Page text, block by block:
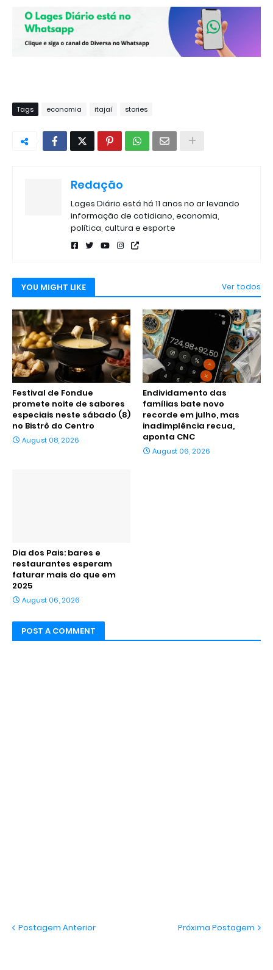
Tags economia itajaí stories
Redação
Lages Diário está há 11 anos no ar levando
informação de cotidiano, economia,
política, cultura e esporte
YOU MIGHT LIKE Ver todos
Festival de Fondue
promete noite de sabores
especiais neste sábado (8)
no Bistrô do Centro
August 08, 2026
Endividamento das
famílias bate novo
recorde em julho, mas
inadimplência recua,
aponta CNC
August 06, 2026
Dia dos Pais: bares e
restaurantes esperam
faturar mais do que em
2025
August 06, 2026
POST A COMMENT
Postagem Anterior Próxima Postagem